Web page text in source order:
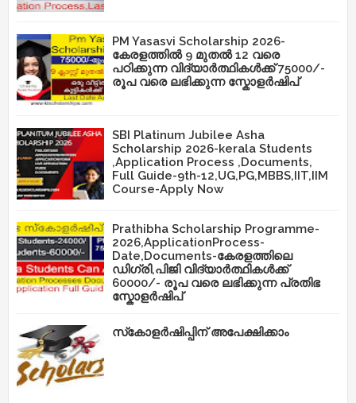
PM Yasasvi Scholarship 2026-
കേരളത്തിൽ 9 മുതൽ 12 വരെ
പഠിക്കുന്ന വിദ്യാർത്ഥികൾക്ക് 75000/-
രൂപ വരെ ലഭിക്കുന്ന സ്കോളർഷിപ്
SBI Platinum Jubilee Asha
Scholarship 2026-kerala Students
,Application Process ,Documents,
Full Guide-9th-12,UG,PG,MBBS,IIT,IIM
Course-Apply Now
Prathibha Scholarship Programme-
2026,ApplicationProcess-
Date,Documents-കേരളത്തിലെ
ഡിഗ്രി,പിജി വിദ്യാർത്ഥികൾക്ക്
60000/- രൂപ വരെ ലഭിക്കുന്ന പ്രതിഭ
സ്കോളർഷിപ്
സ്‌കോളർഷിപ്പിന് അപേക്ഷിക്കാം